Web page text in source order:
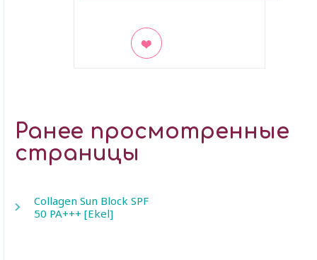
Ранее просмотренные
страницы
Collagen Sun Block SPF
50 PA+++ [Ekel]